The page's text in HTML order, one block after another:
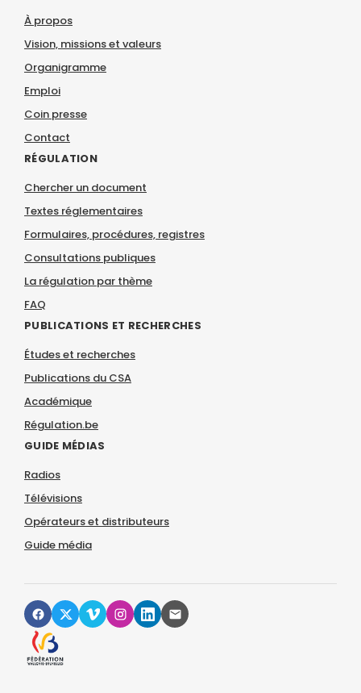
À propos
Vision, missions et valeurs
Organigramme
Emploi
Coin presse
Contact
RÉGULATION
Chercher un document
Textes réglementaires
Formulaires, procédures, registres
Consultations publiques
La régulation par thème
FAQ
PUBLICATIONS ET RECHERCHES
Études et recherches
Publications du CSA
Académique
Régulation.be
GUIDE MÉDIAS
Radios
Télévisions
Opérateurs et distributeurs
Guide média